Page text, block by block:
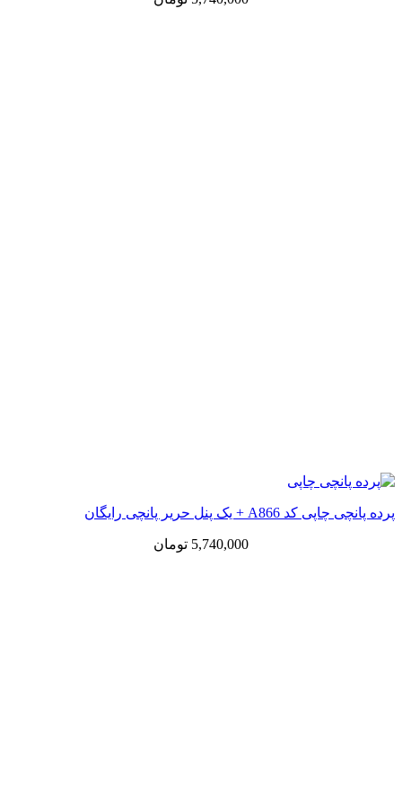
پرده پانچی چاپی کد A866 + یک پنل حریر پانچی رایگان
5,740,000 تومان